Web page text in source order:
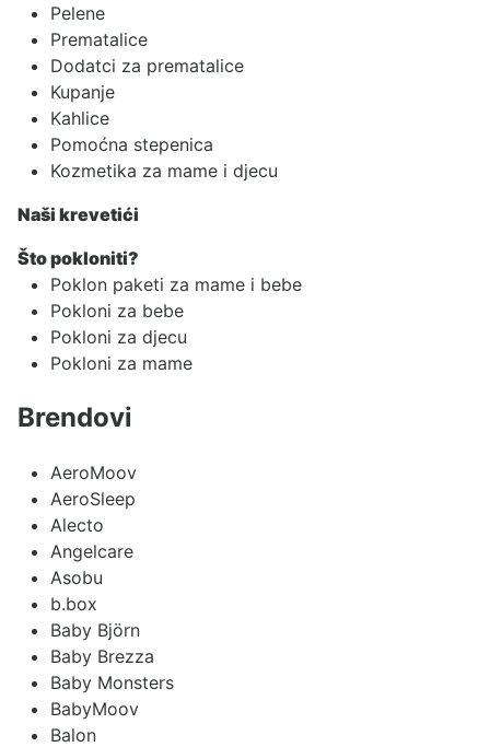
Pelene
Prematalice
Dodatci za prematalice
Kupanje
Kahlice
Pomoćna stepenica
Kozmetika za mame i djecu
Naši krevetići
Što pokloniti?
Poklon paketi za mame i bebe
Pokloni za bebe
Pokloni za djecu
Pokloni za mame
Brendovi
AeroMoov
AeroSleep
Alecto
Angelcare
Asobu
b.box
Baby Björn
Baby Brezza
Baby Monsters
BabyMoov
Balon